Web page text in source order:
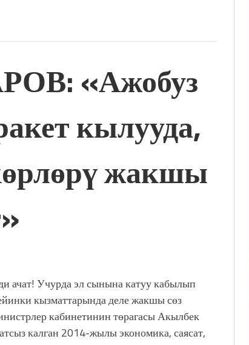
«Ажобуз
кылууда,
жакшы
ачат! Учурда эл сынына катуу кабылып
кызматтарында деле жакшы сөз
кабинетинин төрагасы Акылбек
калган 2014-жылы экономика, саясат,